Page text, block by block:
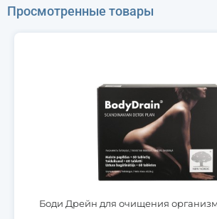
Просмотренные товары
Боди Дрейн для очищения